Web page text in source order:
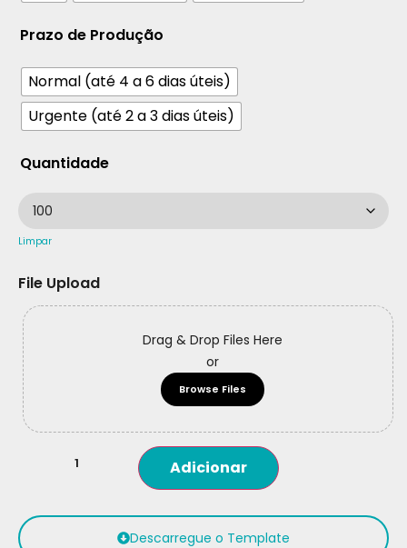
Prazo de Produção
Normal (até 4 a 6 dias úteis)
Urgente (até 2 a 3 dias úteis)
Quantidade
Limpar
File Upload
Drag & Drop Files Here
or
Browse Files
Adicionar
Descarregue o Template